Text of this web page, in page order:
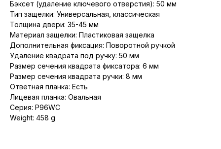
Бэксет (удаление ключевого отверстия): 50 мм
Тип защелки: Универсальная, классическая
Толщина двери: 35-45 мм
Материал защелки: Пластиковая защелка
Дополнительная фиксация: Поворотной ручкой
Удаление квадрата под ручку: 50 мм
Размер сечения квадрата фиксатора: 6 мм
Размер сечения квадрата ручки: 8 мм
Ответная планка: Есть
Лицевая планка: Овальная
Серия: P96WC
Weight: 458 g